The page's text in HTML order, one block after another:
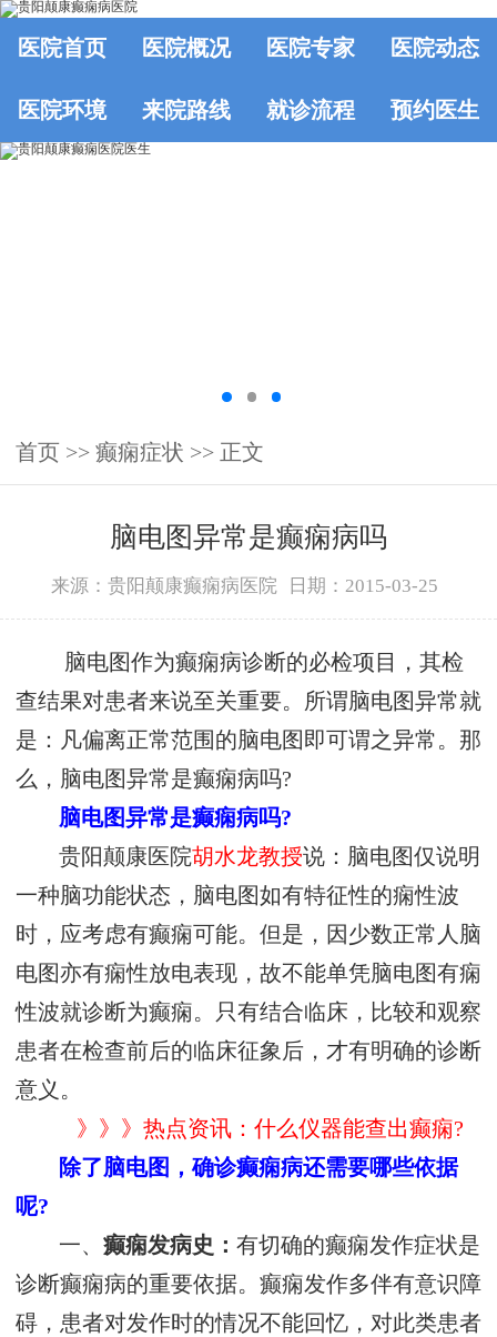
医院首页 医院概况 医院专家 医院动态
医院环境 来院路线 就诊流程 预约医生
首页 >> 癫痫症状 >> 正文
脑电图异常是癫痫病吗
来源：贵阳颠康癫痫病医院 日期：2015-03-25
脑电图作为癫痫病诊断的必检项目，其检
查结果对患者来说至关重要。所谓脑电图异常就
是：凡偏离正常范围的脑电图即可谓之异常。那
么，脑电图异常是癫痫病吗?
脑电图异常是癫痫病吗?
贵阳颠康医院胡水龙教授说：脑电图仅说明
一种脑功能状态，脑电图如有特征性的痫性波
时，应考虑有癫痫可能。但是，因少数正常人脑
电图亦有痫性放电表现，故不能单凭脑电图有痫
性波就诊断为癫痫。只有结合临床，比较和观察
患者在检查前后的临床征象后，才有明确的诊断
意义。
》》》热点资讯：什么仪器能查出癫痫?
除了脑电图，确诊癫痫病还需要哪些依据
呢?
一、癫痫发病史：有切确的癫痫发作症状是
诊断癫痫病的重要依据。癫痫发作多伴有意识障
碍，患者对发作时的情况不能回忆，对此类患者